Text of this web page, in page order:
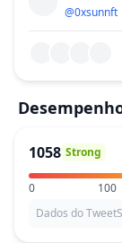
@0xsunnft
1058 Strong
0 100
Dados do